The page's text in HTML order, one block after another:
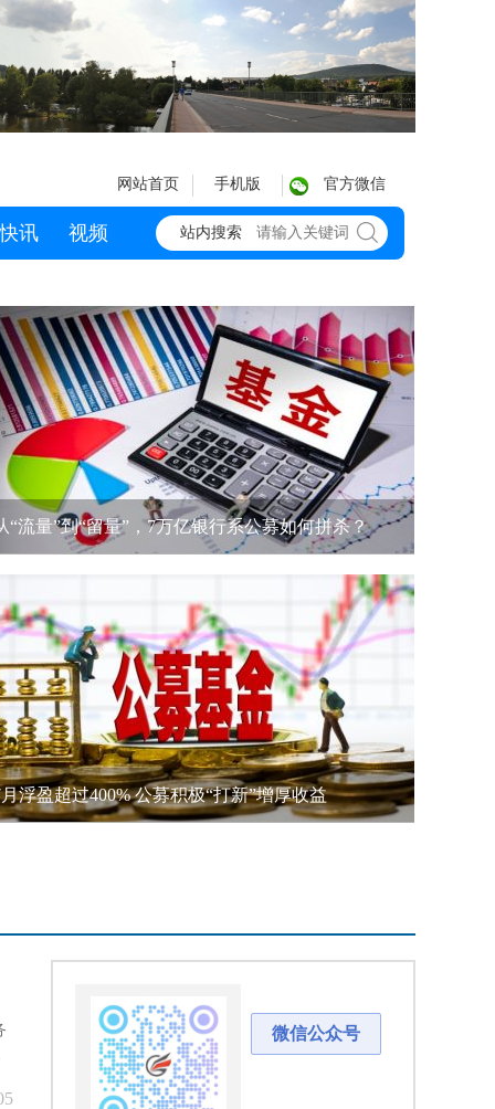
网站首页 手机版 官方微信
快讯 视频 站内搜索
“流量”到“留量”，7万亿银行系公募如何拼杀？
浮盈超过400% 公募积极“打新”增厚收益
微信公众号